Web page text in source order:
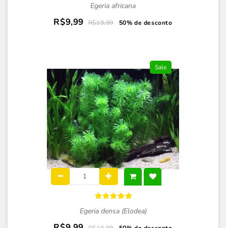
Egeria africana
R$9,99 R$19,99 50% de desconto
Sale
Egeria densa (Elodea)